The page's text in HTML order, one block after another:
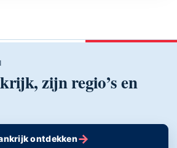
zijn regio’s en
ontdekken→